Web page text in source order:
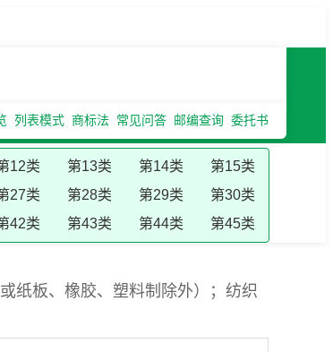
列表模式 商标法 常见问答 邮编查询 委托书
12类 第13类 第14类
第15类
27类 第28类 第29类
第30类
42类 第43类 第44类 第45类
纸板、橡胶、塑料制除外）；纺织